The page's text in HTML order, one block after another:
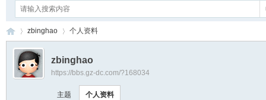
›
zbinghao 个人资料
zbinghao
https://bbs.gz-dc.com/?168034
主题 个人资料